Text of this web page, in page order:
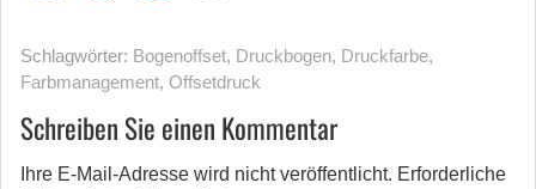
Schlagwörter: Bogenoffset, Druckbogen, Druckfarbe,
Farbmanagement, Offsetdruck
Schreiben Sie einen Kommentar
Ihre E-Mail-Adresse wird nicht veröffentlicht. Erforderliche